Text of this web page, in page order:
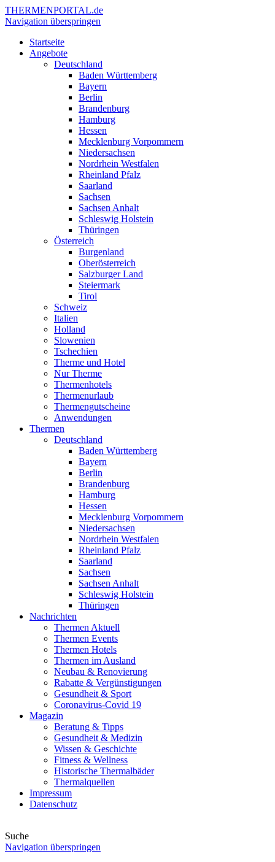
THERMENPORTAL.de
Navigation überspringen
Startseite
Angebote
Deutschland
Baden Württemberg
Bayern
Berlin
Brandenburg
Hamburg
Hessen
Mecklenburg Vorpommern
Niedersachsen
Nordrhein Westfalen
Rheinland Pfalz
Saarland
Sachsen
Sachsen Anhalt
Schleswig Holstein
Thüringen
Österreich
Burgenland
Oberösterreich
Salzburger Land
Steiermark
Tirol
Schweiz
Italien
Holland
Slowenien
Tschechien
Therme und Hotel
Nur Therme
Thermenhotels
Thermenurlaub
Thermengutscheine
Anwendungen
Thermen
Deutschland
Baden Württemberg
Bayern
Berlin
Brandenburg
Hamburg
Hessen
Mecklenburg Vorpommern
Niedersachsen
Nordrhein Westfalen
Rheinland Pfalz
Saarland
Sachsen
Sachsen Anhalt
Schleswig Holstein
Thüringen
Nachrichten
Thermen Aktuell
Thermen Events
Thermen Hotels
Thermen im Ausland
Neubau & Renovierung
Rabatte & Vergünstigungen
Gesundheit & Sport
Coronavirus-Covid 19
Magazin
Beratung & Tipps
Gesundheit & Medizin
Wissen & Geschichte
Fitness & Wellness
Historische Thermalbäder
Thermalquellen
Impressum
Datenschutz
Suche
Navigation überspringen